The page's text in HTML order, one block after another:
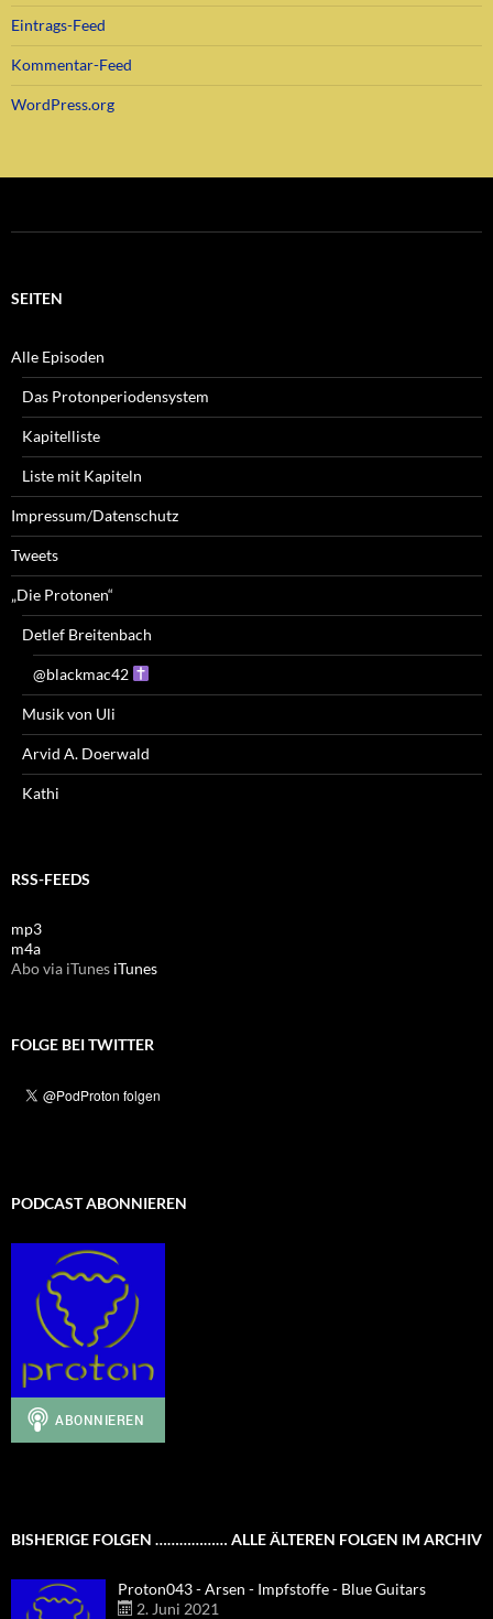
Eintrags-Feed
Kommentar-Feed
WordPress.org
SEITEN
Alle Episoden
Das Protonperiodensystem
Kapitelliste
Liste mit Kapiteln
Impressum/Datenschutz
Tweets
„Die Protonen“
Detlef Breitenbach
@blackmac42
Musik von Uli
Arvid A. Doerwald
Kathi
RSS-FEEDS
mp3
m4a
Abo via iTunes iTunes
FOLGE BEI TWITTER
PODCAST ABONNIEREN
BISHERIGE FOLGEN ……………… ALLE ÄLTEREN FOLGEN IM ARCHIV
Proton043 - Arsen - Impfstoffe - Blue Guitars
2. Juni 2021